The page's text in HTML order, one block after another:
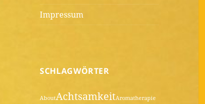
Impressum
SCHLAGWÖRTER
AboutAchtsamkeitAromatherapie